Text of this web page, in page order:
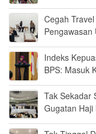
Cegah
Indeks
BPS: Masuk
Tak Sekadar
Gugatan Haji